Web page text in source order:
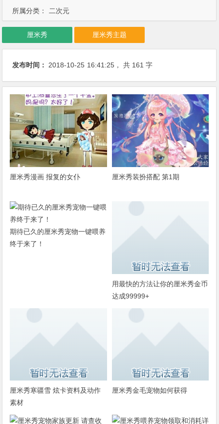
所属分类： 二次元
厘米秀 厘米秀主题
发布时间： 2018-10-25 16:41:25 ， 共 161 字
厘米秀漫画 报复的女仆 厘米秀装扮搭配 第1期
期待已久的厘米秀宠物一键喂养
终于来了！
用最快的方法让你的厘米秀金币
达成99999+
厘米秀寒疆雪 炫卡资料及动作
素材
厘米秀金毛宠物如何获得